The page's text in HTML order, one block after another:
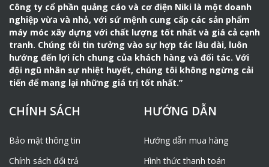
Công ty cổ phần quảng cáo và cơ điện Niki là một doanh
nghiệp vừa và nhỏ, với sứ mệnh cung cấp các sản phẩm
máy móc xây dựng với chất lượng tốt nhất và giá cả cạnh
tranh. Chúng tôi tin tưởng vào sự hợp tác lâu dài, luôn
hướng đến lợi ích chung của khách hàng và đối tác. Với
đội ngũ nhân sự nhiệt huyết, chúng tôi không ngừng cải
tiến để mang lại những giá trị tốt nhất.”
CHÍNH SÁCH
Bảo mật thông tin
Chính sách đổi trả
HƯỚNG DẪN
Hướng dẫn mua hàng
Hình thức thanh toán